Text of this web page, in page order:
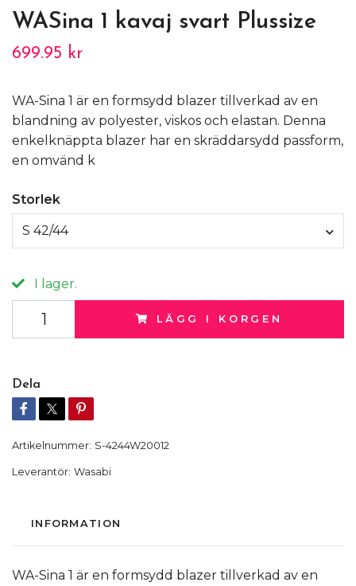
WASina 1 kavaj svart Plussize
699.95 kr
WA-Sina 1 är en formsydd blazer tillverkad av en
blandning av polyester, viskos och elastan. Denna
enkelknäppta blazer har en skräddarsydd passform,
en omvänd k
Storlek
S 42/44
I lager.
LÄGG I KORGEN
Dela
Artikelnummer: S-4244W20012
Leverantör: Wasabi
INFORMATION
WA-Sina 1 är en formsydd blazer tillverkad av en